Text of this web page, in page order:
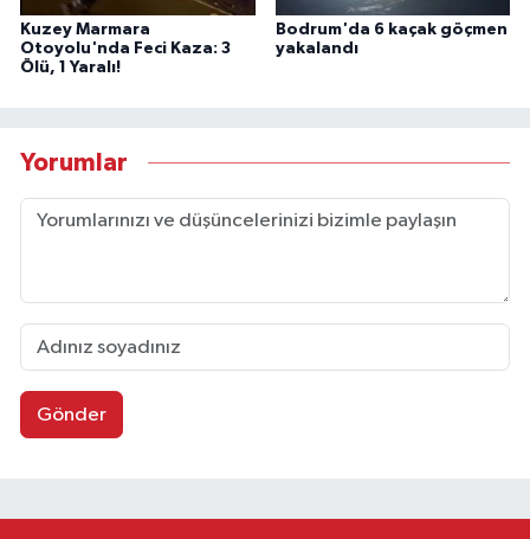
Kuzey Marmara
Otoyolu'nda Feci Kaza: 3
Ölü, 1 Yaralı!
Bodrum'da 6 kaçak göçmen
yakalandı
Yorumlar
Gönder